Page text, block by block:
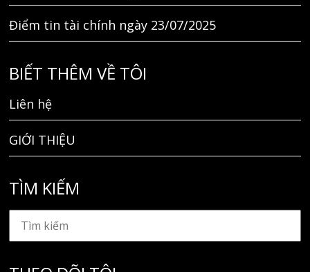
Điểm tin tài chính ngày 23/07/2025
BIẾT THÊM VỀ TÔI
Liên hệ
GIỚI THIỆU
TÌM KIẾM